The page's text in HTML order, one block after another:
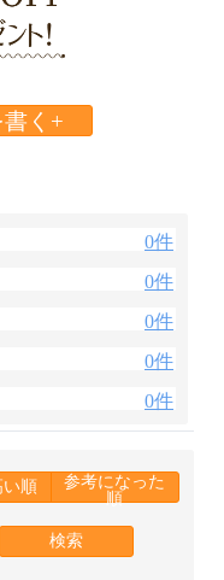
く+
0件
0件
0件
0件
0件
順
参考になった
順
検索